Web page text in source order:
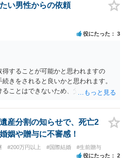
い男性からの依頼
役にたった 3
得することが可能かと思われますの
きをされると良いかと思われます。
ことはできないため、父親に対して
産分割の知らせで、死亡2
姻や贈与に不審感！
#200万円以上 #国際結婚 #生前贈与
役にたった 2